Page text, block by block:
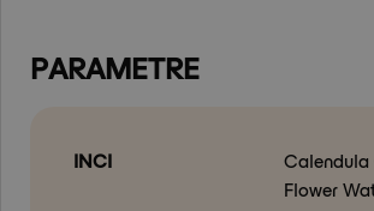
PARAMETRE
INCI
Flower